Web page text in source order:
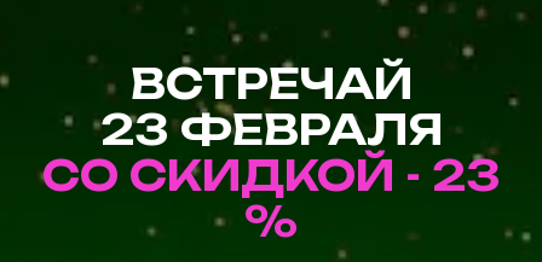
ВСТРЕЧАЙ
23 ФЕВРАЛЯ
СО СКИДКОЙ - 23
%